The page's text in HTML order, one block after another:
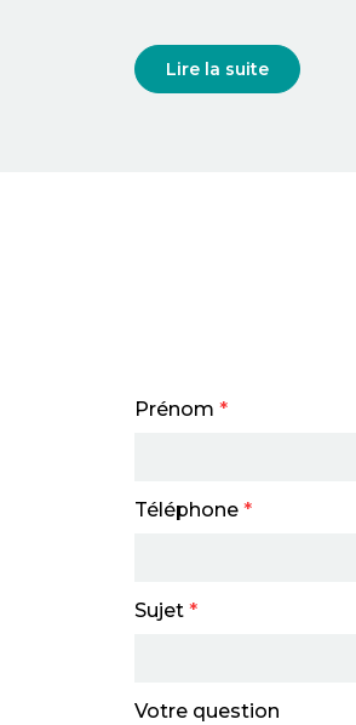
Lire la suite
Prénom *
Téléphone *
Sujet *
Votre question